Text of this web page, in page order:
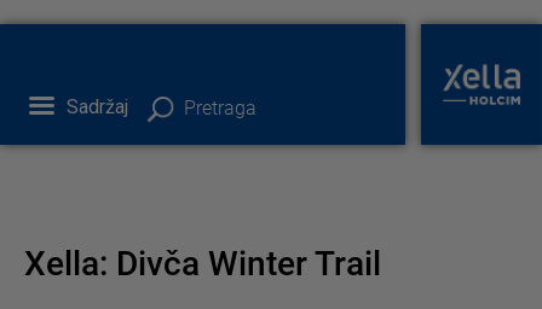
Pretraga
Sadržaj
Xella: Divča Winter Trail